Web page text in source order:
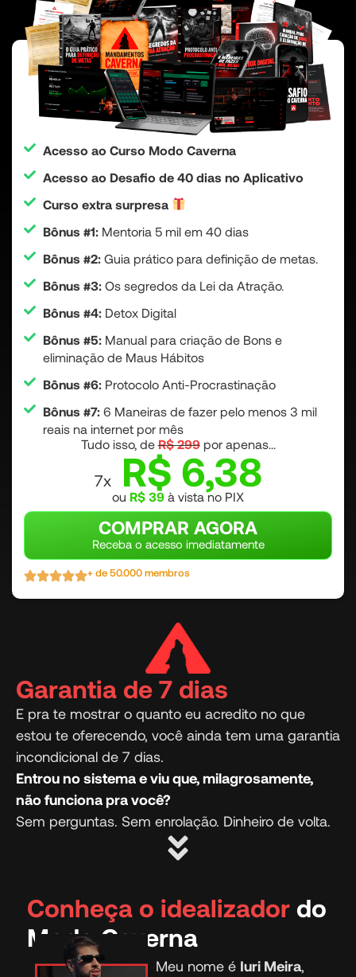
Acesso ao Curso Modo Caverna
Acesso ao Desafio de 40 dias no Aplicativo
Curso extra surpresa
Bônus #1:Mentoria 5 mil em 40 dias
Bônus #2: Guia prático para definição de metas.
Bônus #3:Os segredos da Lei da Atração.
Bônus #4:Detox Digital
Bônus #5: Manual para criação de Bons e
eliminação de Maus Hábitos
Bônus #6:Protocolo Anti-Procrastinação
Bônus #7: 6 Maneiras de fazer pelo menos 3 mil
reais na internet por mês
Tudo isso, deR$ 299por apenas...
7x R$ 6,38
ou R$ 39 à vista no PIX
COMPRAR AGORA
Receba o acesso imediatamente
+ de 50.000 membros
Garantia de 7 dias
E pra te mostrar o quanto eu acredito no que
estou te oferecendo, você ainda tem uma garantia
incondicional de 7 dias.
Entrou no sistema e viu que, milagrosamente,
não funciona pra você?
Sem perguntas. Sem enrolação. Dinheiro de volta.
Conheça o idealizador do
Modo Caverna
Meu nome é Iuri Meira,